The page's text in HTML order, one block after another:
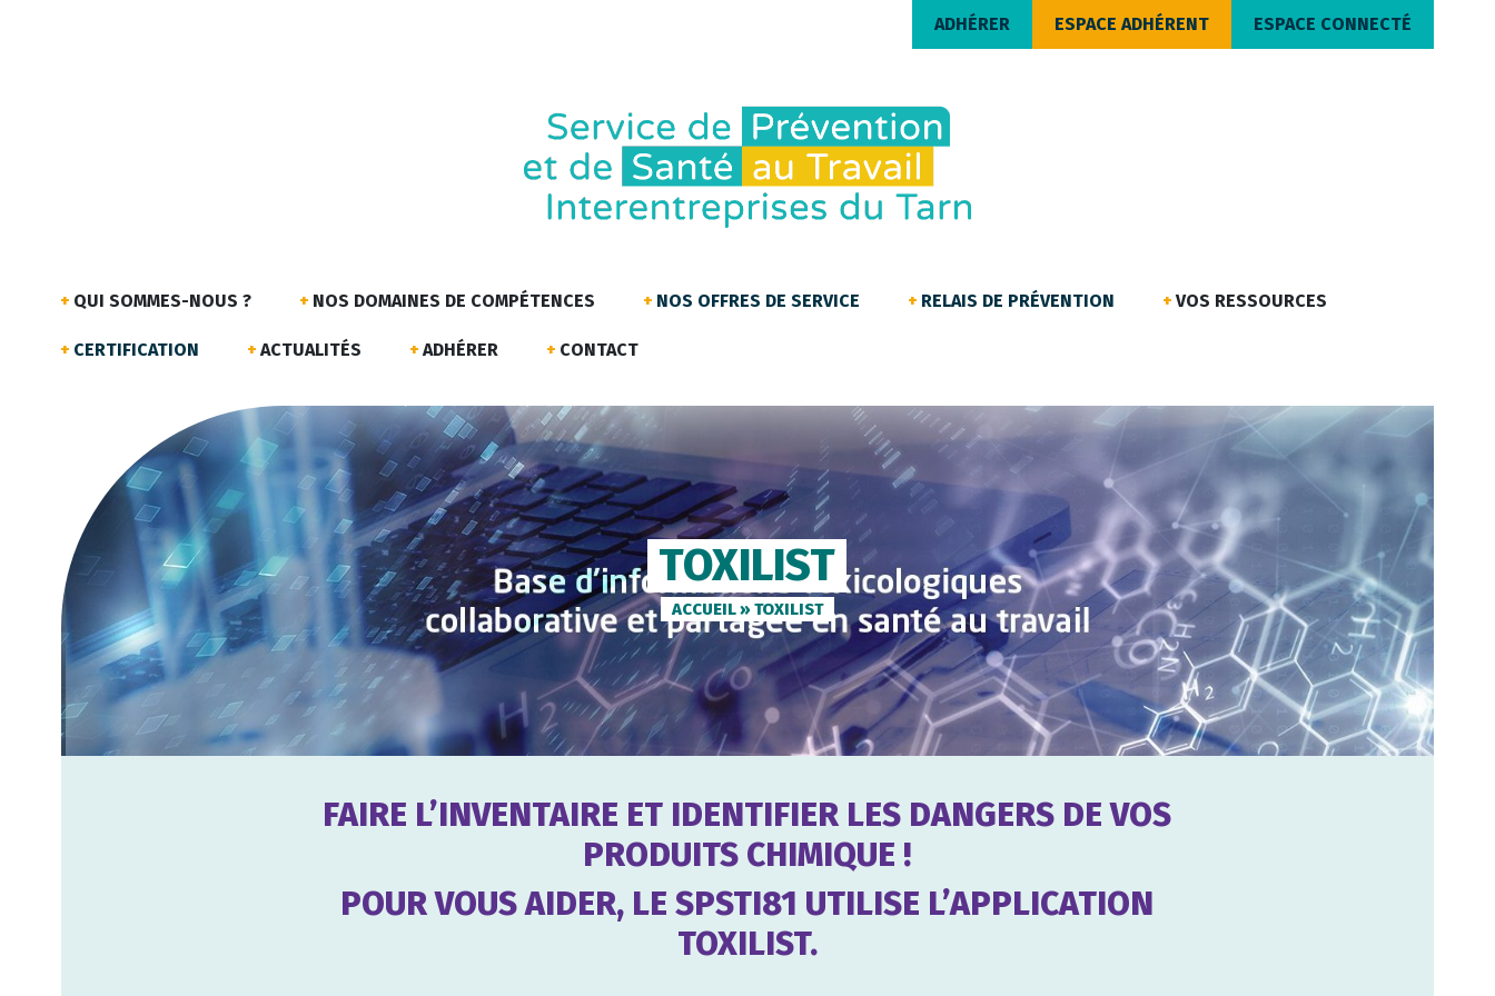
ADHÉRER ESPACE ADHÉRENT ESPACE CONNECTÉ
QUI SOMMES-NOUS ? NOS DOMAINES DE COMPÉTENCES NOS OFFRES DE SERVICE RELAIS DE PRÉVENTION VOS RESSOURCES
CERTIFICATION ACTUALITÉS ADHÉRER CONTACT
TOXILIST
ACCUEIL» TOXILIST
FAIRE L’INVENTAIRE ET IDENTIFIER LES DANGERS DE VOS
PRODUITS CHIMIQUE !
POUR VOUS AIDER, LE SPSTI81 UTILISE L’APPLICATION
TOXILIST.